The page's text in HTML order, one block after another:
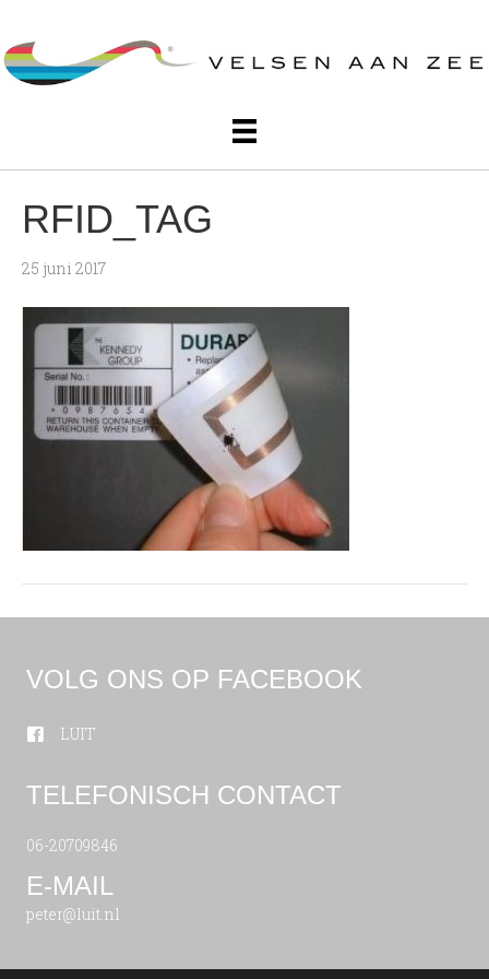
RFID_TAG
25 juni 2017
VOLG ONS OP FACEBOOK
LUIT
TELEFONISCH CONTACT
06-20709846
E-MAIL
peter@luit.nl